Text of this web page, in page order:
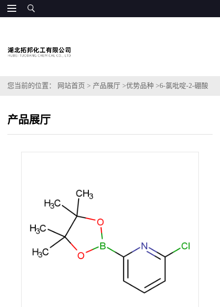
您当前的位置： 网站首页 > 产品展厅 >优势品种 >6-氯吡啶-2-硼酸
产品展厅